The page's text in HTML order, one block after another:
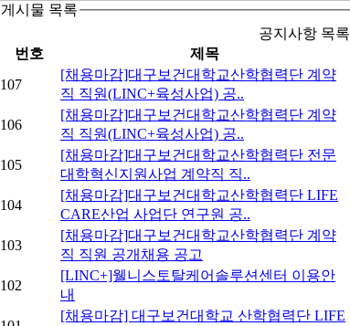
게시물 목록
공지사항 목록
번호
제목
107
[채용마감]대구보건대학교산학협력단 계약
직 직원(LINC+육성사업) 공..
106
[채용마감]대구보건대학교산학협력단 계약
직 직원(LINC+육성사업) 공..
105
[채용마감]대구보건대학교산학협력단 전문
대학혁신지원사업 계약직 직..
104
[채용마감]대구보건대학교산학협력단 LIFE
CARE산업 사업단 연구원 공..
103
[채용마감]대구보건대학교산학협력단 계약
직 직원 공개채용 공고
102
[LINC+]웰니스토탈케어솔루션센터 이용안
내
[채용마감] 대구보건대학교 산학협력단 LIFE